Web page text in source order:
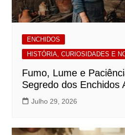
ENCHIDOS
HISTÓRIA, CURIOSIDADES E
Fumo, Lume e
Segredo dos Enchidos
Julho 29, 2026